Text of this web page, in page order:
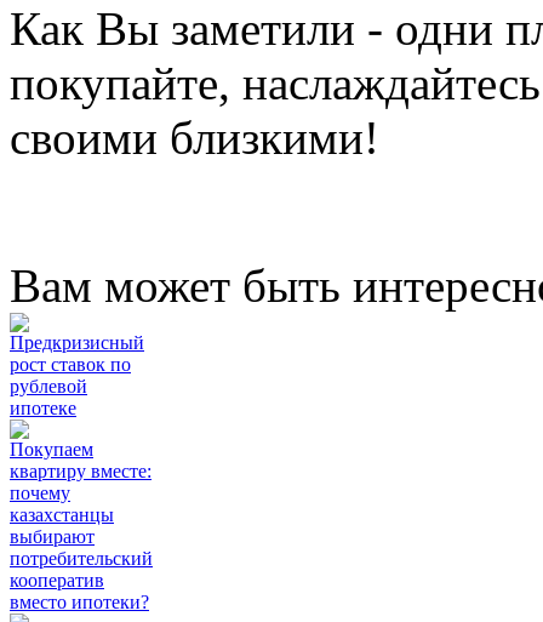
Как Вы заметили - одни
покупайте,
своими близкими!
Вам может быть
Предкризисный
рост ставок по
рублевой
ипотеке
Покупаем
квартиру вместе:
почему
казахстанцы
выбирают
потребительский
кооператив
вместо ипотеки?